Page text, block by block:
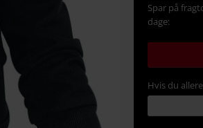
Spar på
dage:
Hvis du